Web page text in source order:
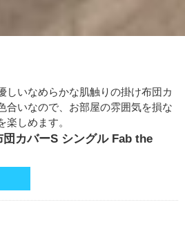
しいなめらかな肌触りの掛け布団カ
合いなので、お部屋の雰囲気を損な
楽しめます。
カバーS シングル Fab the